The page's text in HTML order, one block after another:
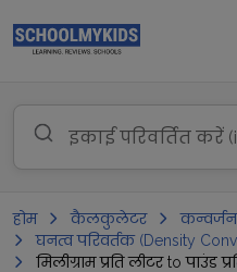
होम कैलकुलेटर
घनत्व परिवर्तक (Density
मिलीग्राम प्रति लीटर to पाउंड